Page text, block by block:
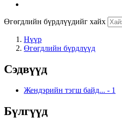
Өгөгдлийн бүрдлүүдийг хайх
Нүүр
Өгөгдлийн бүрдлүүд
Сэдвүүд
Жендэрийн тэгш байд... - 1
Бүлгүүд